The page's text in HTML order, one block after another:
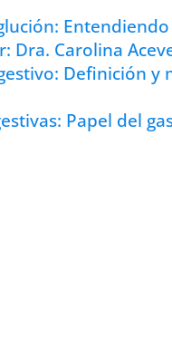
Dra. Carolina
Definición y
Papel del